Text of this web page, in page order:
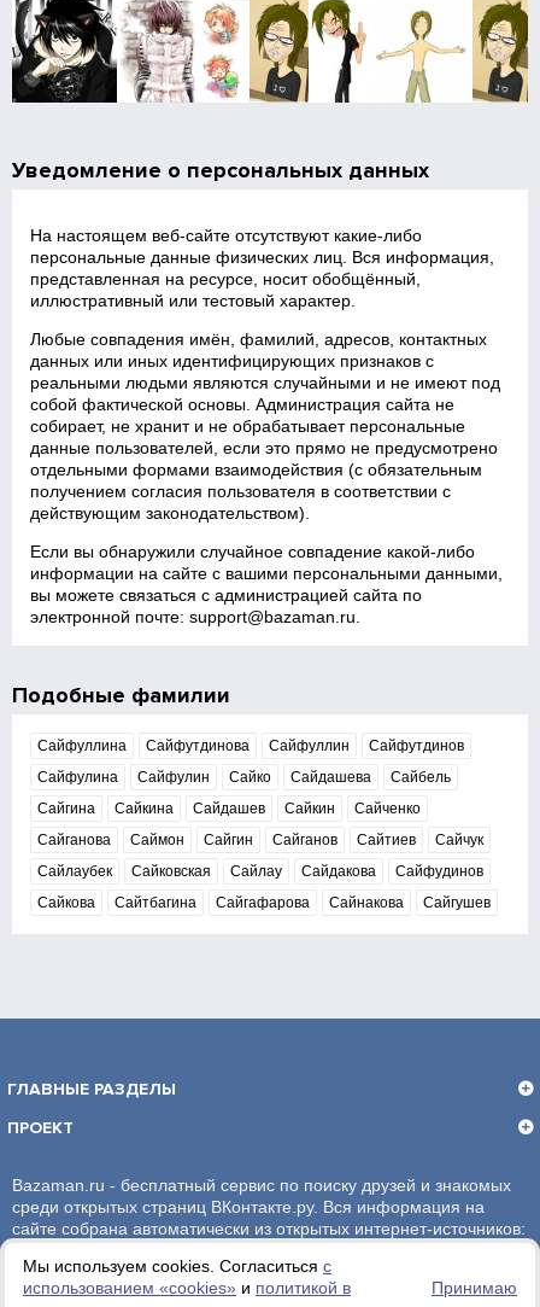
Мы используем cookies. Согласиться с
использованием «сookies» и политикой в
Принимаю
Уведомление о персональных данных
На настоящем веб‑сайте отсутствуют какие‑либо
персональные данные физических лиц. Вся информация,
представленная на ресурсе, носит обобщённый,
иллюстративный или тестовый характер.
Любые совпадения имён, фамилий, адресов, контактных
данных или иных идентифицирующих признаков с
реальными людьми являются случайными и не имеют под
собой фактической основы. Администрация сайта не
собирает, не хранит и не обрабатывает персональные
данные пользователей, если это прямо не предусмотрено
отдельными формами взаимодействия (с обязательным
получением согласия пользователя в соответствии с
действующим законодательством).
Если вы обнаружили случайное совпадение какой‑либо
информации на сайте с вашими персональными данными,
вы можете связаться с администрацией сайта по
электронной почте:support@bazaman.ru
Подобные фамилии
Сайфуллина Сайфутдинова Сайфуллин
Сайфутдинов
Сайфулина
Сайфулин Сайко Сайдашева
Сайбель
Сайгина
Сайкина Сайдашев Сайкин
Сайченко
Сайганова
Саймон Сайгин Сайганов Сайтиев
Сайчук
Сайлаубек
Сайковская Сайлау Сайдакова
Сайфудинов
Сайкова
Сайтбагина Сайгафарова Сайнакова Сайгушев
ГЛАВНЫЕ РАЗДЕЛЫ
ПРОЕКТ
Bazaman.ru - бесплатный сервис по поиску друзей и знакомых
среди открытых страниц ВКонтакте.ру. Вся информация на
сайте собрана автоматически из открытых интернет-источников:
администрация сайта ответственности не несет.